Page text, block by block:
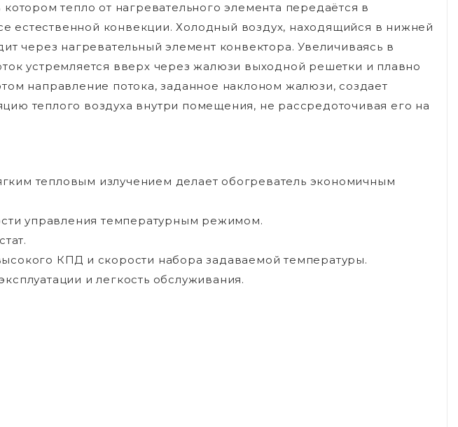
тепло от нагревательного элемента передаётся в
естественной конвекции. Холодный воздух, находящийся в нижней
через нагревательный элемент конвектора. Увеличиваясь в
устремляется вверх через жалюзи выходной решетки и плавно
направление потока, заданное наклоном жалюзи, создает
теплого воздуха внутри помещения, не рассредоточивая его на
тепловым излучением делает обогреватель экономичным
управления температурным режимом.
КПД и скорости набора задаваемой температуры.
и легкость обслуживания.